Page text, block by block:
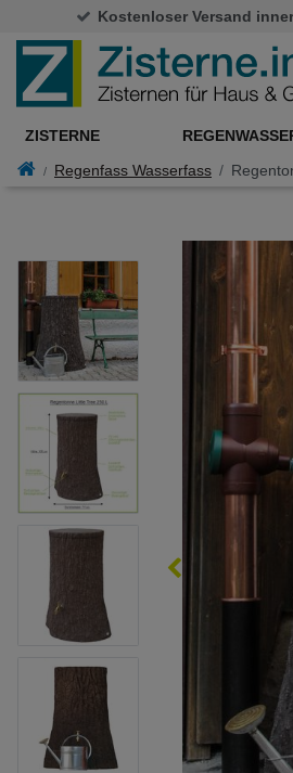
Kostenloser Versand
ZISTERNE
Regenfass Wasserfass